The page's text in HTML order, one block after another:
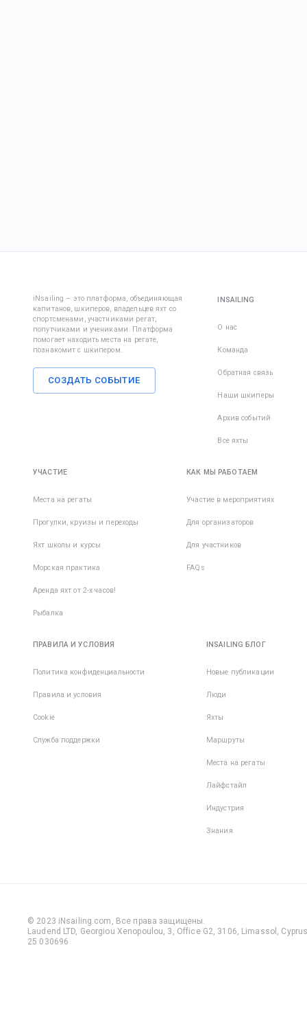
iNsailing – это платформа, объединяющая
капитанов, шкиперов, владельцев яхт со
спортсменами, участниками регат,
попутчиками и учениками. Платформа
помогает находить места на регате,
познакомит с шкипером.
СОЗДАТЬ СОБЫТИЕ
INSAILING
О нас
Команда
Обратная связь
Наши шкиперы
Архив событий
Все яхты
УЧАСТИЕ
Места на регаты
Прогулки, круизы и переходы
Яхт школы и курсы
Морская практика
Аренда яхт от 2-х часов!
Рыбалка
КАК МЫ РАБОТАЕМ
Участие в мероприятиях
Для организаторов
Для участников
FAQs
ПРАВИЛА И УСЛОВИЯ
Политика конфиденциальности
Правила и условия
Cookie
Служба поддержки
INSAILING БЛОГ
Новые публикации
Люди
Яхты
Маршруты
Места на регаты
Лайфстайл
Индустрия
Знания
© 2023 iNsailing.com, Все права защищены.
Laudend LTD, Georgiou Xenopoulou, 3, Office G2, 3106, Limassol,
25 030696